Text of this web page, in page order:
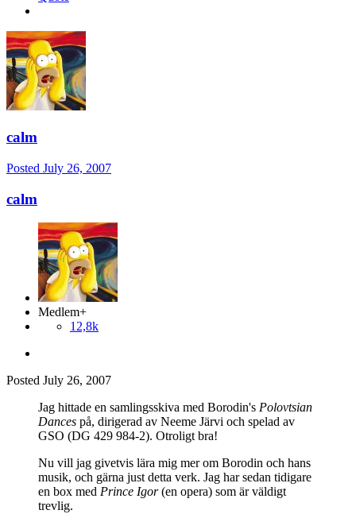
calm
Posted July 26, 2007
calm
Medlem+
12,8k
Posted July 26, 2007
Jag hittade en samlingsskiva med Borodin's Polovtsian
Dances på, dirigerad av Neeme Järvi och spelad av
GSO (DG 429 984-2). Otroligt bra!
Nu vill jag givetvis lära mig mer om Borodin och hans
musik, och gärna just detta verk. Jag har sedan tidigare
en box med Prince Igor(en opera) som är väldigt
trevlig.